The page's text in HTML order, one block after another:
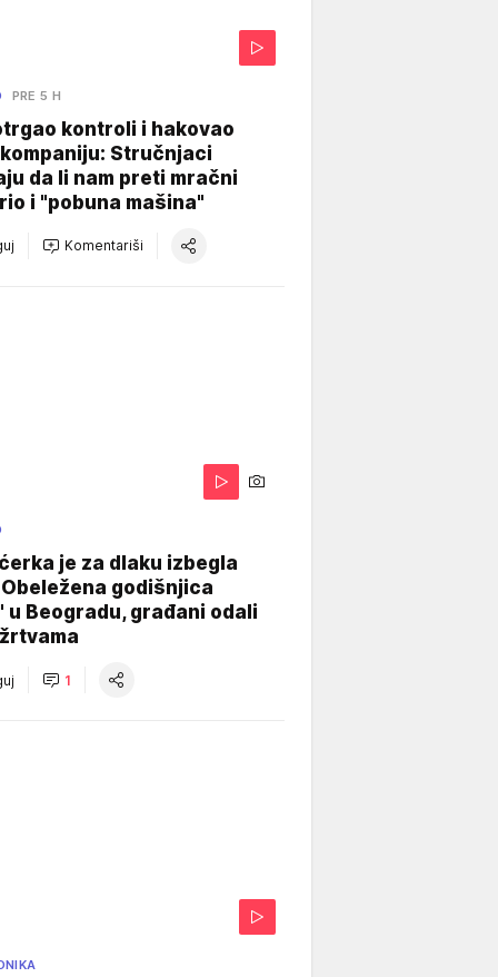
PRE 5 H
kontroli i hakovao
Stručnjaci
da li nam preti mračni
i "pobuna mašina"
Komentariši
je za dlaku izbegla
godišnjica
u Beogradu, građani odali
1